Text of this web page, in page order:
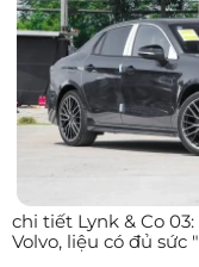
chi tiết Lynk & Co
Volvo, liệu có đủ sức